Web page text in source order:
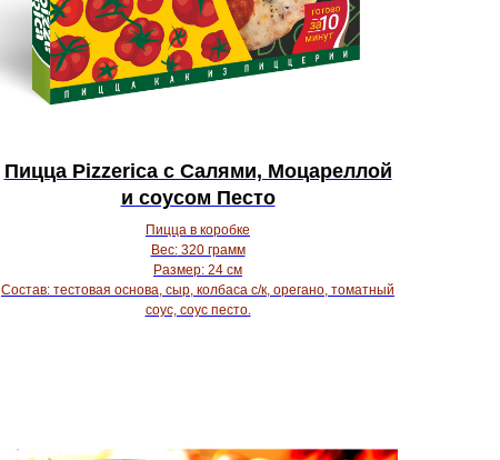
Пицца Pizzerica с Салями, Моцареллой
и соусом Песто
Пицца в коробке
Вес:320 грамм
Размер: 24 см
Состав: тестовая основа, сыр, колбаса с/к, орегано, томатный
соус, соус песто.